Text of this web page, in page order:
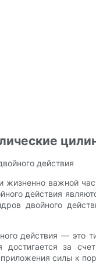
действия
жизненно важной
действия
двойного
действия — это
достигается за
силы к